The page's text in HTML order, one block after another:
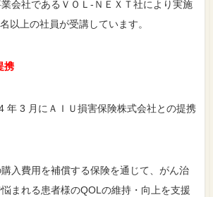
会社であるＶＯＬ-ＮＥＸＴ社により実施
以上の社員が受講しています。
携
年 3 月にＡＩＵ損害保険株式会社との提携
入費用を補償する保険を通じて、がん治
まれる患者様のQOLの維持・向上を支援